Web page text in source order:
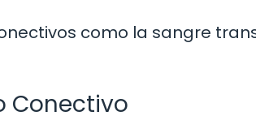
como la sangre
Conectivo